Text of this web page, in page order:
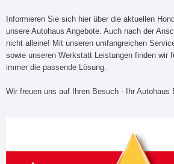
Informieren Sie sich hier über die aktuellen
unsere Autohaus Angebote. Auch nach der
nicht alleine! Mit unseren umfangreichen
sowie unseren Werkstatt Leistungen finden wir
immer die passende Lösung.
Wir freuen uns auf Ihren Besuch - Ihr Autohaus